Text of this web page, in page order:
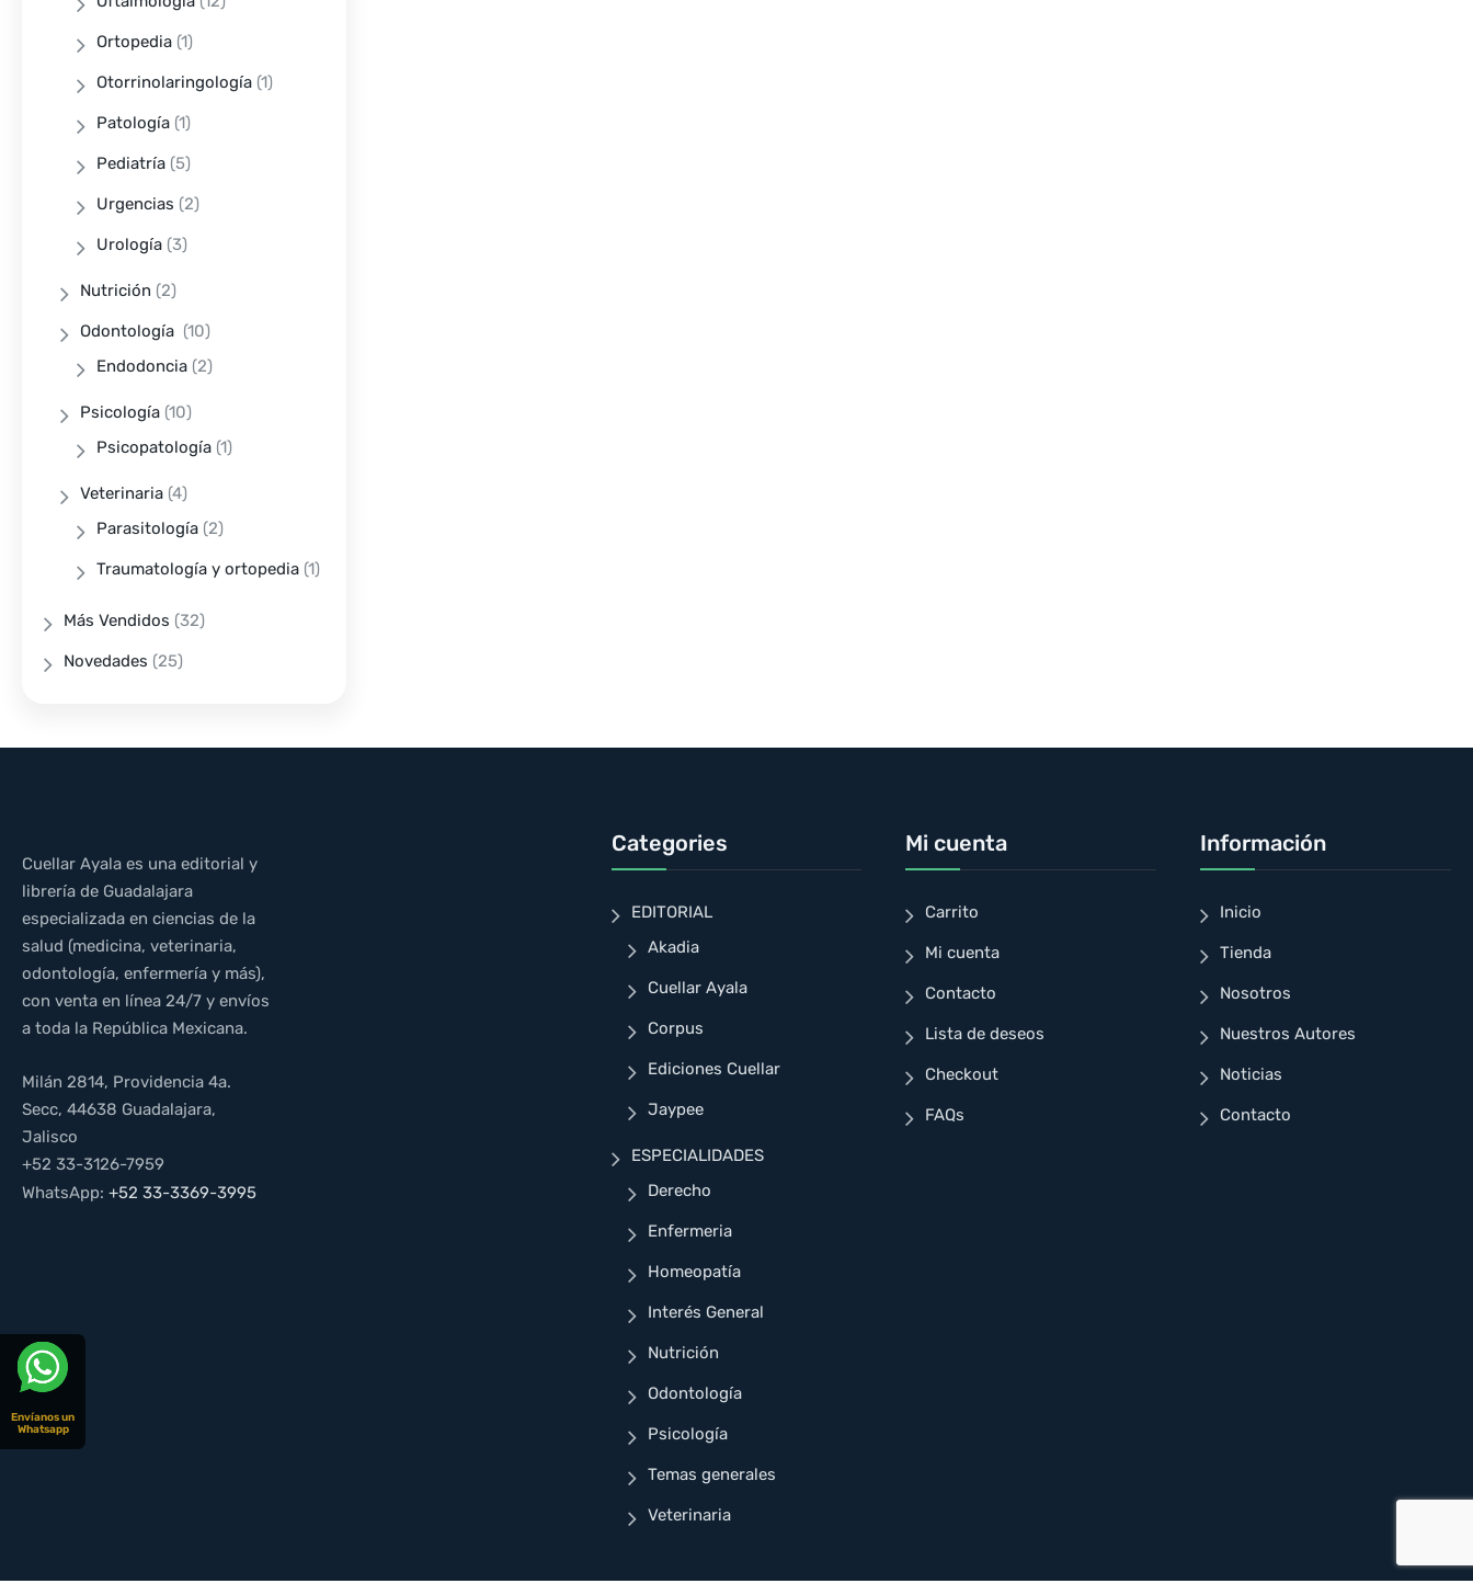
Ortopedia (1)
Otorrinolaringología (1)
Patología (1)
Pediatría (5)
Urgencias (2)
Urología (3)
Nutrición (2)
Odontología (10)
Endodoncia (2)
Psicología (10)
Psicopatología (1)
Veterinaria (4)
Parasitología (2)
Traumatología y ortopedia (1)
Más Vendidos (32)
Novedades (25)
Cuellar Ayala es una editorial y
librería de Guadalajara
especializada en ciencias de la
salud (medicina, veterinaria,
odontología, enfermería y más),
con venta en línea 24/7 y envíos
a toda la República Mexicana.
Milán 2814, Providencia 4a.
Secc, 44638 Guadalajara,
Jalisco
+52 33-3126-7959
WhatsApp: +52 33-3369-3995
Categories
EDITORIAL
Akadia
Cuellar Ayala
Corpus
Ediciones Cuellar
Jaypee
ESPECIALIDADES
Derecho
Enfermeria
Homeopatía
Interés General
Nutrición
Odontología
Psicología
Temas generales
Veterinaria
Mi cuenta
Carrito
Mi cuenta
Contacto
Lista de deseos
Checkout
FAQs
Información
Inicio
Tienda
Nosotros
Nuestros Autores
Noticias
Contacto
Envíanos un
Whatsapp